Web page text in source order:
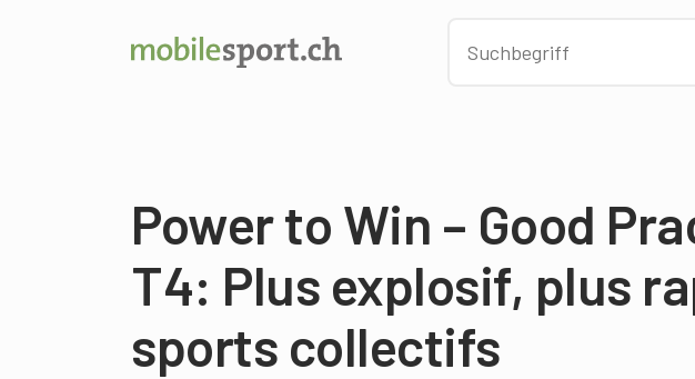
Power to Win – Good
T4: Plus explosif, plus
sports collectifs